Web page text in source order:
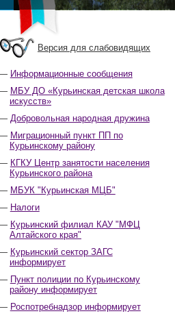
Версия для слабовидящих
Информационные сообщения
МБУ ДО «Курьинская детская школа
искусств»
Добровольная народная дружина
Миграционный пункт ПП по
Курьинскому району
КГКУ Центр занятости населения
Курьинского района
МБУК "Курьинская МЦБ"
Налоги
Курьинский филиал КАУ "МФЦ
Алтайского края"
Курьинский сектор ЗАГС
информирует
Пункт полиции по Курьинскому
району информирует
Роспотребнадзор информирует